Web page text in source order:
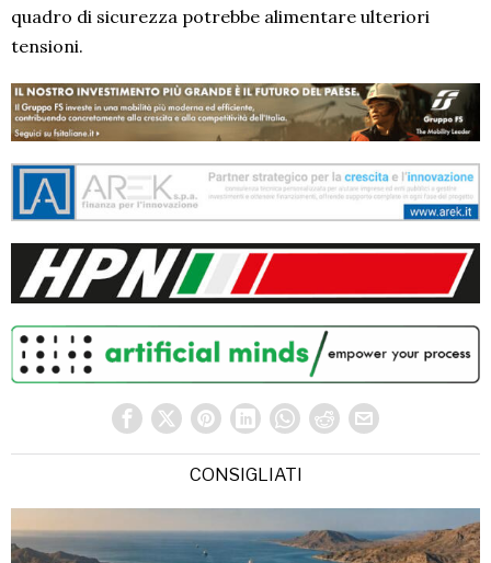
quadro di sicurezza potrebbe alimentare ulteriori
tensioni.
CONSIGLIATI